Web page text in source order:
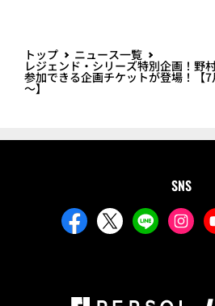
トップ ニュース一覧
レジェンド・シリーズ特別企画！野
参加できる企画チケットが登場！【
～】
SNS